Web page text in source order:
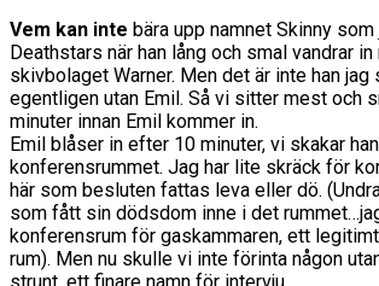
Vem kan inte bära upp namnet Skinny
Deathstars när han lång och smal vandrar
skivbolaget Warner. Men det är inte han jag
egentligen utan Emil. Så vi sitter mest och
minuter innan Emil kommer in.
Emil blåser in efter 10 minuter, vi skakar
konferensrummet. Jag har lite skräck för
här som besluten fattas leva eller dö.
som fått sin dödsdom inne i det
konferensrum för gaskammaren, ett
rum). Men nu skulle vi inte förinta någon